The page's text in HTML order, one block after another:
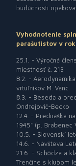
budúcnosti
Vyhodnotenie
parašutistov v
25.1. - Výročná
miestnosť č. 213
8.2. -
vrtuľníkov M. Vanc
8.3. - Beseda a
Ondrejovič-Becko
12.4. - Prednáška
1945" (p. Brabenec
10.5. - Slovenskí
14.6. - Návšteva
21.6. - Schôdza a
Trenčíne s klubom